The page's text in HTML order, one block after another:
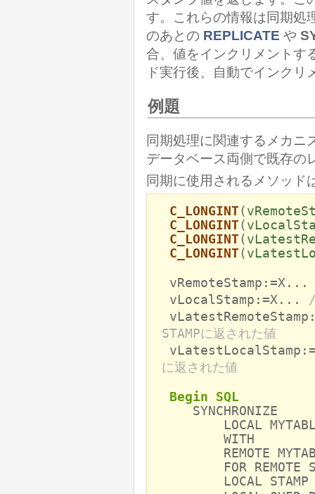
す。これらの情報は同期処
のあとの REPLICATE や
合、値をインクリメントす
ド実行後、自動でインクリ
例題
同期処理に関連するメカニ
データベース両側で既存の
同期に使用されるメソッド
C_LONGINT (
C_LONGINT (
C_LONGINT (
C_LONGINT (
vLocalStamp:=X...
STAMPに返された値
に返された値
Begin SQL
SYNCHRONIZE
LOCAL
WITH
REMOTE
FOR REMOTE
LOCAL STAMP